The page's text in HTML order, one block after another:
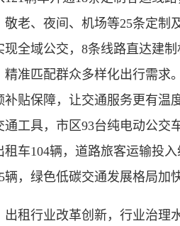
敬老、夜间、机场等25条定制
现全域公交，8条线路直达建
精准匹配群众多样化出行需求
补贴保障，让交通服务更有温
通工具，市区93台纯电动公交
租车104辆，道路旅客运输投
辆，绿色低碳交通发展格局加
行业改革创新，行业治理水